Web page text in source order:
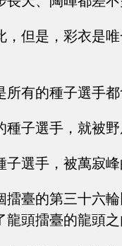
，但是，彩衣是
所有的種子選手
種子選手，就被
子選手，被萬寂
擂臺的第三十六
龍頭擂臺的龍頭